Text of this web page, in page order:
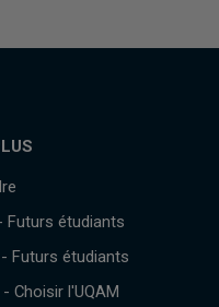
Futurs étudiants
Futurs étudiants
Choisir l'UQAM